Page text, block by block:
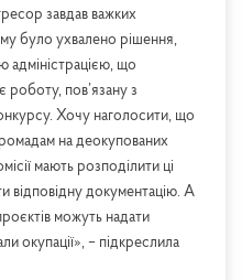
завдав важких
було ухвалено рішення,
адміністрацією, що
роботу, пов’язану з
Хочу наголосити, що
на деокупованих
мають розподілити ці
відповідну документацію. А
можуть надати
окупації», – підкреслила